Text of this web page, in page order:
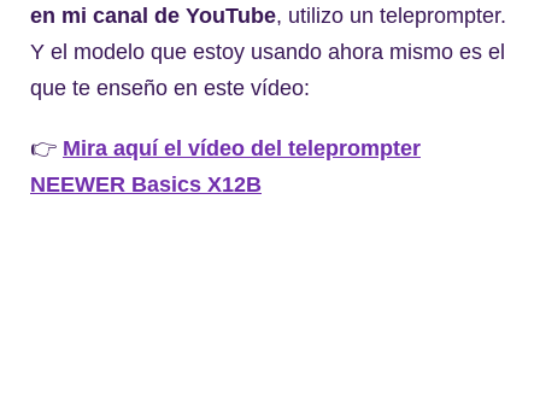
en mi canal de YouTube, utilizo un teleprompter.
Y el modelo que estoy usando ahora mismo es el
que te enseño en este vídeo:
👉 Mira aquí el vídeo del teleprompter
NEEWER Basics X12B